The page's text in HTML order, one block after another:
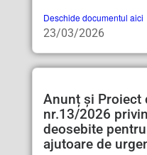
Deschide documentul aici
23/03/2026
Anunț și Proiect
nr.13/2026
deosebite
ajutoare de